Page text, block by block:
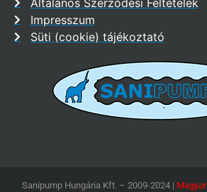
Általános Szerződési Feltételek
Impresszum
Süti (cookie) tájékoztató
Sanipump Hungária Kft. – 2009-2024 | Magyar